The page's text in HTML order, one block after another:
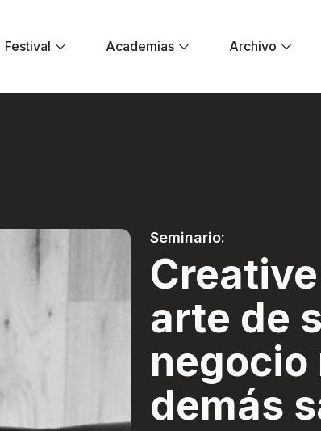
Festival Academias Archivo
Seminario:
arte de
demás